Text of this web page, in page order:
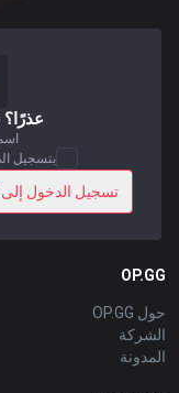
عذرًا؟
بتسجيل
تسجيل الدخول إلى OP.GG
OP.GG
حول OP.GG
الشركة
المدونة
Time Takers
Gigs
dansk
Norsk